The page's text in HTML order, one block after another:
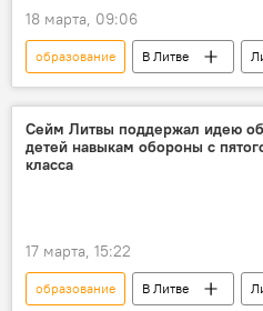
18 марта, 09:06
образование В Литве
Сейм
Сейм Литвы
школьное образование
национальные меньшинства
Сейм Литвы поддержал идею
детей навыкам обороны с
класса
17 марта, 15:22
образование В Литве